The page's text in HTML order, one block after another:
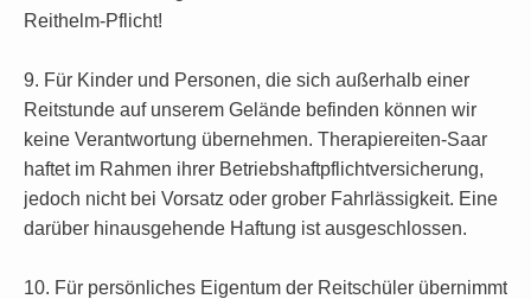
Reithelm-Pflicht!
9. Für Kinder und Personen, die sich außerhalb einer
Reitstunde auf unserem Gelände befinden können wir
keine Verantwortung übernehmen. Therapiereiten-Saar
haftet im Rahmen ihrer Betriebshaftpflichtversicherung,
jedoch nicht bei Vorsatz oder grober Fahrlässigkeit. Eine
darüber hinausgehende Haftung ist ausgeschlossen.
10. Für persönliches Eigentum der Reitschüler übernimmt